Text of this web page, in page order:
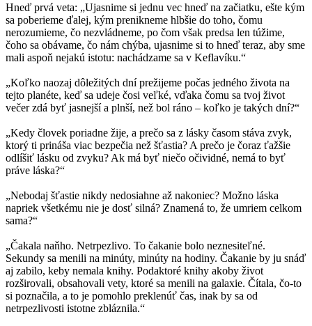
Hneď prvá veta: „Ujasnime si jednu vec hneď na začiatku, ešte kým
sa poberieme ďalej, kým prenikneme hlbšie do toho, čomu
nerozumieme, čo nezvládneme, po čom však predsa len túžime,
čoho sa obávame, čo nám chýba, ujasnime si to hneď teraz, aby sme
mali aspoň nejakú istotu: nachádzame sa v Keflavíku.“
„Koľko naozaj dôležitých dní prežijeme počas jedného života na
tejto planéte, keď sa udeje čosi veľké, vďaka čomu sa tvoj život
večer zdá byť jasnejší a plnší, než bol ráno – koľko je takých dní?“
„Kedy človek poriadne žije, a prečo sa z lásky časom stáva zvyk,
ktorý ti prináša viac bezpečia než šťastia? A prečo je čoraz ťažšie
odlíšiť lásku od zvyku? Ak má byť niečo očividné, nemá to byť
práve láska?“
„Nebodaj šťastie nikdy nedosiahne až nakoniec? Možno láska
napriek všetkému nie je dosť silná? Znamená to, že umriem celkom
sama?“
„Čakala naňho. Netrpezlivo. To čakanie bolo neznesiteľné.
Sekundy sa menili na minúty, minúty na hodiny. Čakanie by ju snáď
aj zabilo, keby nemala knihy. Podaktoré knihy akoby život
rozširovali, obsahovali vety, ktoré sa menili na galaxie. Čítala, čo-to
si poznačila, a to je pomohlo preklenúť čas, inak by sa od
netrpezlivosti istotne zbláznila.“